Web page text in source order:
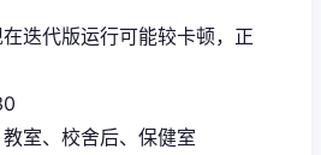
迭代版运行可能较卡顿，正
室、校舍后、保健室